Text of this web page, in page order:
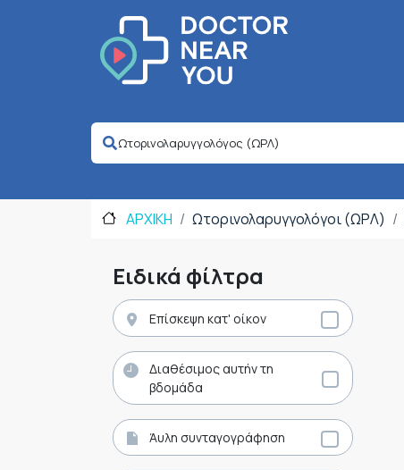
ΑΡΧΙΚΗ Ωτορινολαρυγγολόγοι (ΩΡΛ)
Ειδικά φίλτρα
Επίσκεψη κατ' οίκον
Διαθέσιμος αυτήν τη
βδομάδα
Άυλη συνταγογράφηση